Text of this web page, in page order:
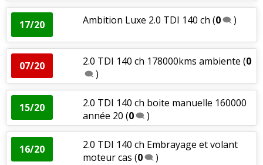
17/20 Ambition Luxe 2.0 TDI 140 ch (0 )
07/20 2.0 TDI 140 ch 178000kms ambiente (0
)
15/20
2.0 TDI 140 ch boite manuelle 160000
année 20 (0 )
16/20
2.0 TDI 140 ch Embrayage et volant
moteur cas (0 )